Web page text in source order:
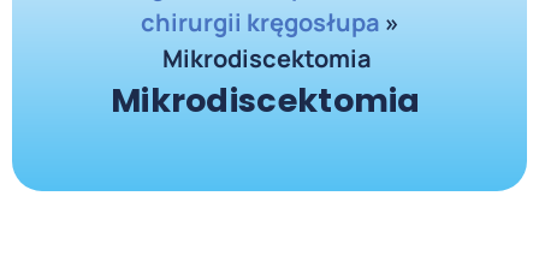
chirurgii kręgosłupa »
Mikrodiscektomia
Mikrodiscektomia